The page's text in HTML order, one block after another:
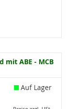
mit ABE - MCB
Auf Lager